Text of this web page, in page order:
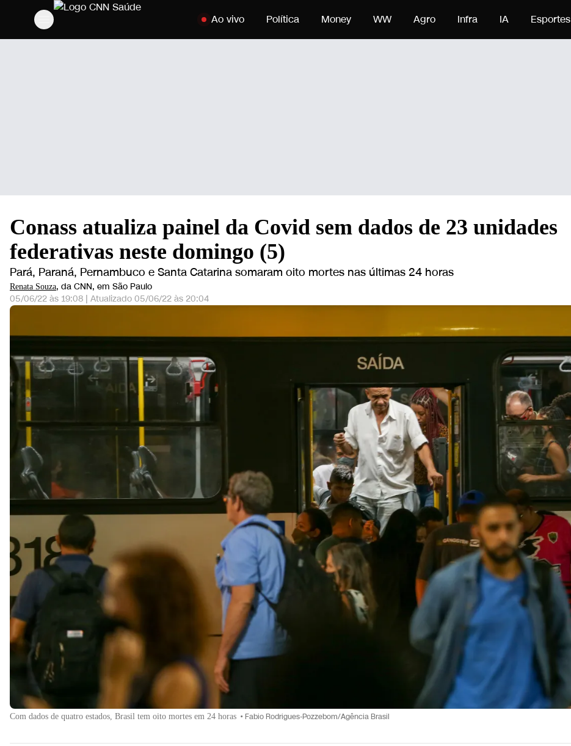
Pular para o conteúdo
Ao vivo Política Money WW Agro Infra IA Esportes
Conass atualiza painel da Covid sem dados de 23 unidades
federativas neste domingo (5)
Pará, Paraná, Pernambuco e Santa Catarina somaram oito mortes nas últimas 24 horas
Renata Souza, da CNN, em São Paulo
05/06/22 às 19:08 | Atualizado 05/06/22 às 20:04
Com dados de quatro estados, Brasil tem oito mortes em 24 horas • Fabio Rodrigues-Pozzebom/Agência Brasil